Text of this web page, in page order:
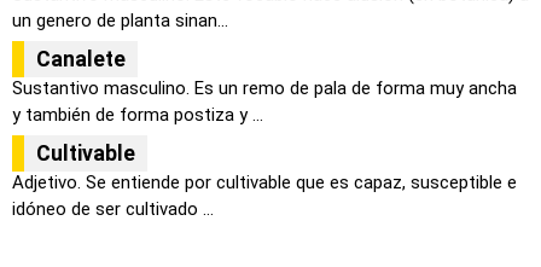
un genero de planta sinan...
Canalete
Sustantivo masculino. Es un remo de pala de forma muy ancha
y también de forma postiza y ...
Cultivable
Adjetivo. Se entiende por cultivable que es capaz, susceptible e
idóneo de ser cultivado ...